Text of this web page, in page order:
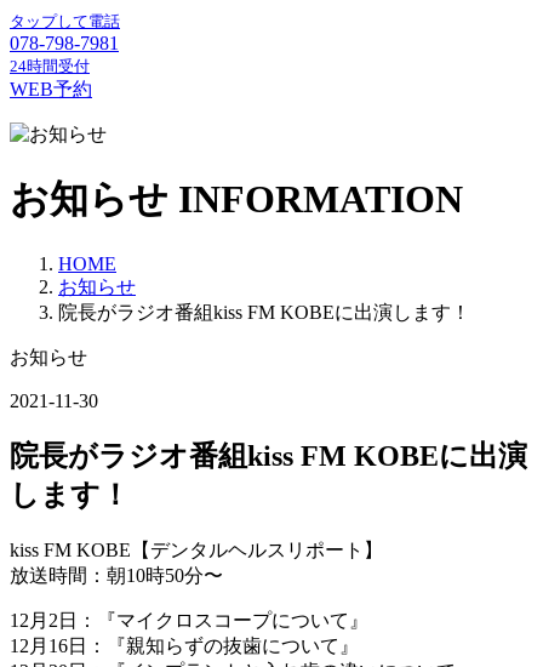
タップして電話
078-798-7981
24時間受付
WEB予約
お知らせ INFORMATION
HOME
お知らせ
院長がラジオ番組kiss FM KOBEに出演します！
お知らせ
2021-11-30
院長がラジオ番組kiss FM KOBEに出演
します！
kiss FM KOBE【デンタルヘルスリポート】
放送時間：朝10時50分〜
12月2日：『マイクロスコープについて』
12月16日：『親知らずの抜歯について』